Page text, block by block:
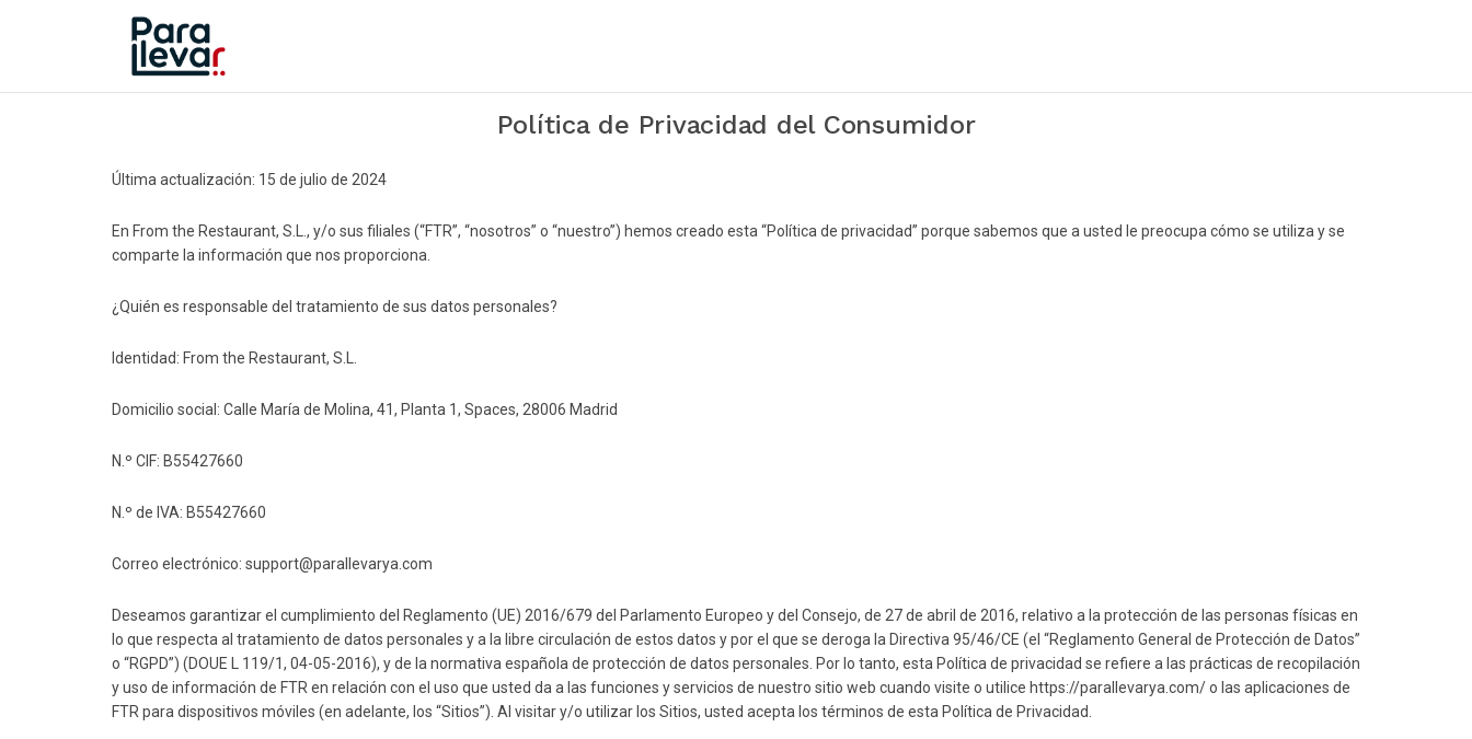
Política de Privacidad del Consumidor
Última actualización: 15 de julio de 2024
En From the Restaurant, S.L., y/o sus filiales (“FTR”, “nosotros” o “nuestro”) hemos creado esta “Política de privacidad” porque sabemos que a usted le preocupa cómo se utiliza y se
comparte la información que nos proporciona.
¿Quién es responsable del tratamiento de sus datos personales?
Identidad: From the Restaurant, S.L.
Domicilio social: Calle María de Molina, 41, Planta 1, Spaces, 28006 Madrid
N.º CIF: B55427660
N.º de IVA: B55427660
Correo electrónico: support@parallevarya.com
Deseamos garantizar el cumplimiento del Reglamento (UE) 2016/679 del Parlamento Europeo y del Consejo, de 27 de abril de 2016, relativo a la protección de las personas físicas en
lo que respecta al tratamiento de datos personales y a la libre circulación de estos datos y por el que se deroga la Directiva 95/46/CE (el “Reglamento General de Protección de Datos”
o “RGPD”) (DOUE L 119/1, 04-05-2016), y de la normativa española de protección de datos personales. Por lo tanto, esta Política de privacidad se refiere a las prácticas de recopilación
y uso de información de FTR en relación con el uso que usted da a las funciones y servicios de nuestro sitio web cuando visite o utilice https://parallevarya.com/ o las aplicaciones de
FTR para dispositivos móviles (en adelante, los “Sitios”). Al visitar y/o utilizar los Sitios, usted acepta los términos de esta Política de Privacidad.